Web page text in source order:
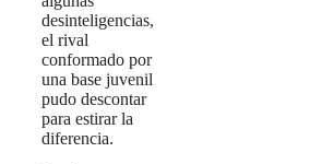
desinteligencias,
el rival
conformado por
una base juvenil
pudo descontar
para estirar la
diferencia.